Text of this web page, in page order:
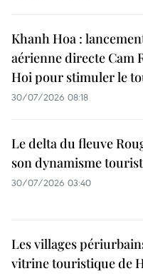
Khanh Hoa :
aérienne directe Cam
Hoi pour stimuler le
30/07/2026 08:18
Le delta du fleuve
son dynamisme
30/07/2026 03:40
Les villages
vitrine touristique de